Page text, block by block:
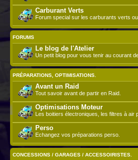
Carburant Verts
Forum special sur les carburants verts
FORUMS
Le blog de l'Atelier
Un petit blog pour vous tenir au courant
PRÉPARATIONS, OPTIMISATIONS.
Avant un Raid
Tout savoir avant de partir en Raid.
Optimisations Moteur
Les boitiers électroniques, les filtres à air
Perso
Echangez vos préparations perso.
CONCESSIONS / GARAGES / ACCESSOIRISTES.